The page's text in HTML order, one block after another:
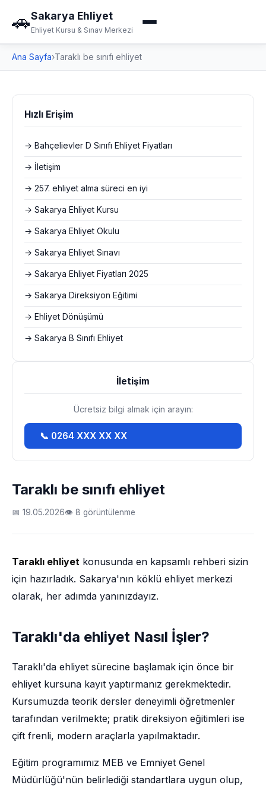
🚗Sakarya Ehliyet
Ehliyet Kursu & Sınav Merkezi
Ana Sayfa›Taraklı be sınıfı ehliyet
Taraklı be sınıfı ehliyet
📅 19.05.2026👁 8 görüntülenme
Taraklı ehliyet konusunda en kapsamlı rehberi sizin
için hazırladık. Sakarya'nın köklü ehliyet merkezi
olarak, her adımda yanınızdayız.
Taraklı'da ehliyet Nasıl İşler?
Taraklı'da ehliyet sürecine başlamak için önce bir
ehliyet kursuna kayıt yaptırmanız gerekmektedir.
Kursumuzda teorik dersler deneyimli öğretmenler
tarafından verilmekte; pratik direksiyon eğitimleri ise
çift frenli, modern araçlarla yapılmaktadır.
Eğitim programımız MEB ve Emniyet Genel
Müdürlüğü'nün belirlediği standartlara uygun olup,
Hızlı Erişim
→ Bahçelievler D Sınıfı Ehliyet Fiyatları
→ İletişim
→ 257. ehliyet alma süreci en iyi
→ Sakarya Ehliyet Kursu
→ Sakarya Ehliyet Okulu
→ Sakarya Ehliyet Sınavı
→ Sakarya Ehliyet Fiyatları 2025
→ Sakarya Direksiyon Eğitimi
→ Ehliyet Dönüşümü
→ Sakarya B Sınıfı Ehliyet
İletişim
Ücretsiz bilgi almak için arayın:
📞 0264 XXX XX XX